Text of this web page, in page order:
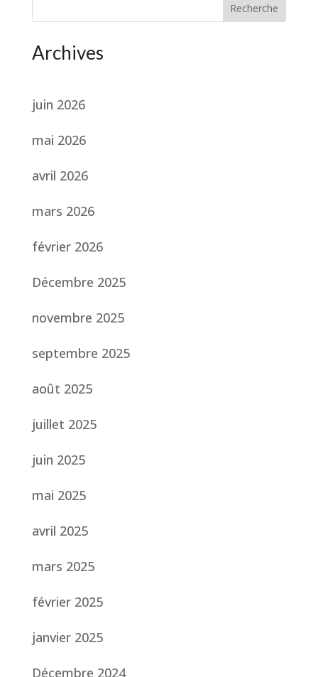
Recherche
Archives
juin 2026
mai 2026
avril 2026
mars 2026
février 2026
Décembre 2025
novembre 2025
septembre 2025
août 2025
juillet 2025
juin 2025
mai 2025
avril 2025
mars 2025
février 2025
janvier 2025
Décembre 2024